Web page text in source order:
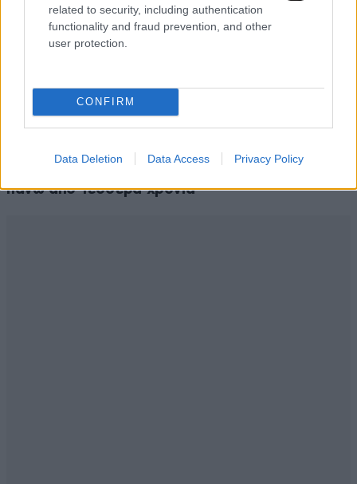
related to security, including authentication
functionality and fraud prevention, and other
user protection.
CONFIRM
Data Deletion Data Access Privacy Policy
LIFESTYLE08·08·2026 09:01
Νία Βαρντάλος – Σπύρος Κατσαγάνης: Μια
σχέση που θυμίζει σενάριο ταινίας και μετρά
πάνω από τέσσερα χρόνια